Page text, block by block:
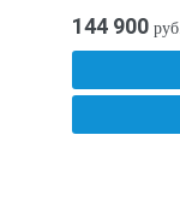
144 900 руб.